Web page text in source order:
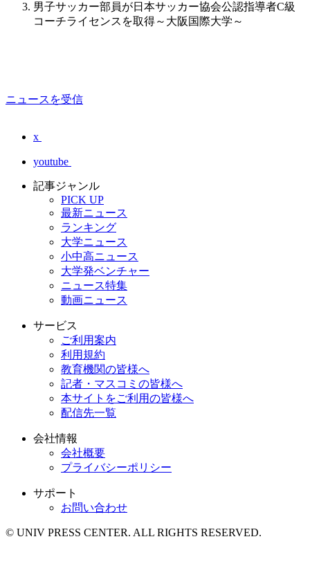
男子サッカー部員が日本サッカー協会公認指導者C級
コーチライセンスを取得～大阪国際大学～
ニュースを受信
x
youtube
記事ジャンル
PICK UP
最新ニュース
ランキング
大学ニュース
小中高ニュース
大学発ベンチャー
ニュース特集
動画ニュース
サービス
ご利用案内
利用規約
教育機関の皆様へ
記者・マスコミの皆様へ
本サイトをご利用の皆様へ
配信先一覧
会社情報
会社概要
プライバシーポリシー
サポート
お問い合わせ
© UNIV PRESS CENTER. ALL RIGHTS RESERVED.